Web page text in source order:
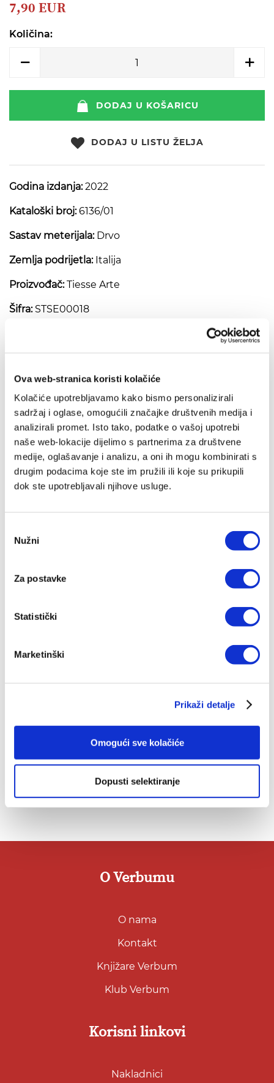
Ova web-stranica koristi kolačiće
Kolačiće upotrebljavamo kako bismo personalizirali
sadržaj i oglase, omogućili značajke društvenih medija i
analizirali promet. Isto tako, podatke o vašoj upotrebi
naše web-lokacije dijelimo s partnerima za društvene
medije, oglašavanje i analizu, a oni ih mogu kombinirati s
drugim podacima koje ste im pružili ili koje su prikupili
dok ste upotrebljavali njihove usluge.
pristanka
Nužni
Za postavke
Statistički
Marketinški
Prikaži detalje
Omogući sve kolačiće
Dopusti selektiranje
of
images
7,90 EUR
Količina:
DODAJ U KOŠARICU
DODAJ U LISTU ŽELJA
Godina izdanja:2022
Kataloški broj:6136/01
Sastav meterijala:Drvo
Zemlja podrijetla:Italija
Proizvođač:Tiesse Arte
Šifra:STSE00018
Ukrasna drvena pločica -
Anđele čuvaru mili (plavi)
Preporuka
IZDANJA NAKLADE VERBUM
Top ljestvica
O Verbumu
O nama
Kontakt
Knjižare Verbum
Klub Verbum
Korisni linkovi
Nakladnici